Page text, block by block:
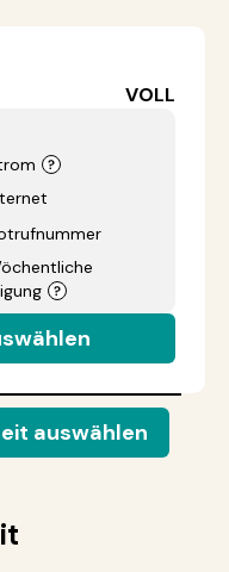
VOLL
auswählen